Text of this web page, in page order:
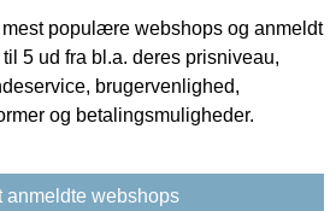
populære webshops og anmeldt
5 ud fra bl.a. deres prisniveau,
brugervenlighed,
og betalingsmuligheder.
anmeldte webshops